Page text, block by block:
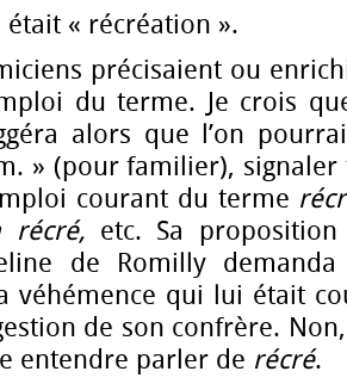
« récréation ».
précisaient ou
du terme. Je crois que
alors que l’on
» (pour familier),
courant du terme
récré,etc. Sa
de Romilly
véhémence qui lui était
de son confrère.
entendre parler de récré.